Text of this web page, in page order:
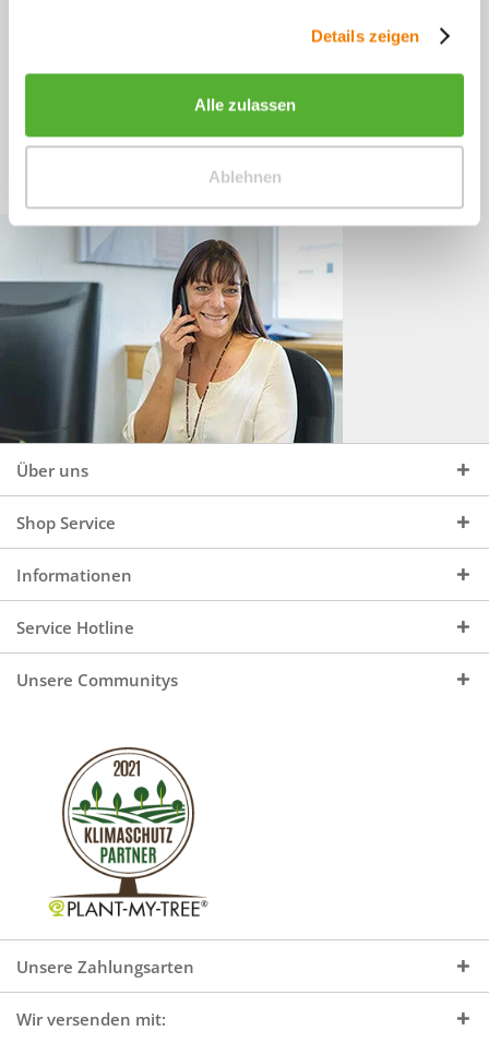
Details zeigen
Alle zulassen
Ablehnen
Sie haben Fragen zu unseren
+49 (0)4244 965 34 04
Mo - Do, 09:00 - 16:00 Uhr
und Fr, 09:00 - 13:00 Uhr
Über uns
Shop Service
Informationen
Service Hotline
Unsere Communitys
Unsere Zahlungsarten
Wir versenden mit: